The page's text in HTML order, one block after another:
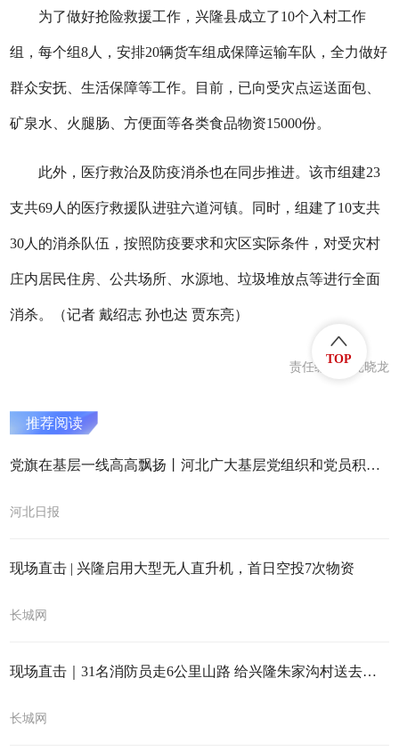
为了做好抢险救援工作，兴隆县成立了10个入村工作
组，每个组8人，安排20辆货车组成保障运输车队，全力做好
群众安抚、生活保障等工作。目前，已向受灾点运送面包、
矿泉水、火腿肠、方便面等各类食品物资15000份。
此外，医疗救治及防疫消杀也在同步推进。该市组建23
支共69人的医疗救援队进驻六道河镇。同时，组建了10支共
30人的消杀队伍，按照防疫要求和灾区实际条件，对受灾村
庄内居民住房、公共场所、水源地、垃圾堆放点等进行全面
消杀。（记者 戴绍志 孙也达 贾东亮）
责任编辑：庞晓龙
推荐阅读
党旗在基层一线高高飘扬丨河北广大基层党组织和党员积极投身防汛抢险救灾工作
河北日报
现场直击 | 兴隆启用大型无人直升机，首日空投7次物资
长城网
现场直击｜31名消防员走6公里山路 给兴隆朱家沟村送去给养物资
长城网
TOP